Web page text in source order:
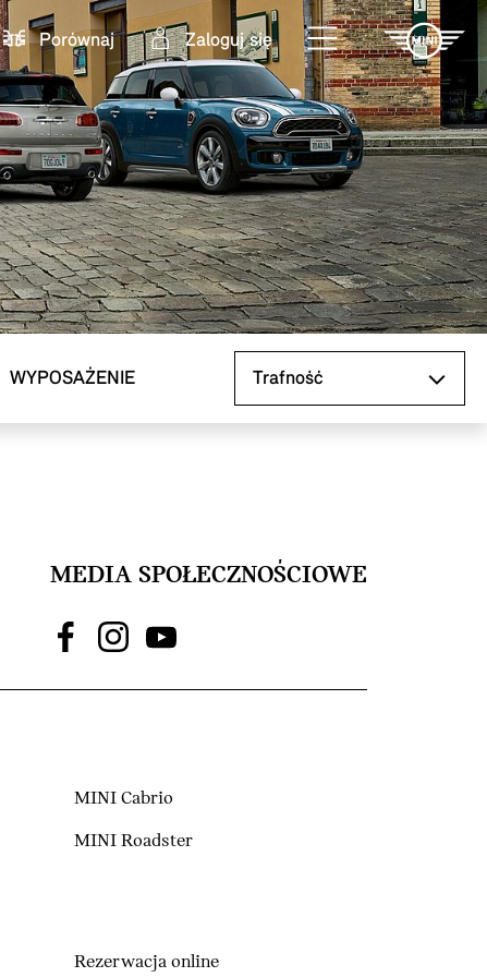
Porównaj
Zaloguj się
WYPOSAŻENIE
MEDIA SPOŁECZNOŚCIOWE
MINI Cabrio
MINI Roadster
Rezerwacja online